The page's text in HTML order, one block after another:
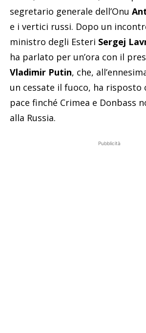
segretario generale dell’Onu
e i vertici russi. Dopo un
ministro degli Esteri Sergej
ha parlato per un’ora con il
Vladimir Putin, che,
un cessate il fuoco, ha risposto
pace finché Crimea e Donbass
alla Russia.
Pubblicità